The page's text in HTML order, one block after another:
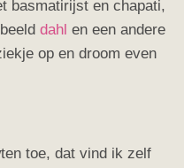
basmatirijst en chapati,
dahl en een andere
op en droom even
toe, dat vind ik zelf